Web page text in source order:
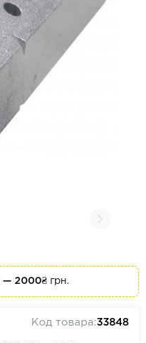
— 2000₴ грн.
Код товара:33848